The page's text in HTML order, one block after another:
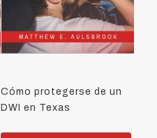
Cómo protegerse de un
DWI en Texas